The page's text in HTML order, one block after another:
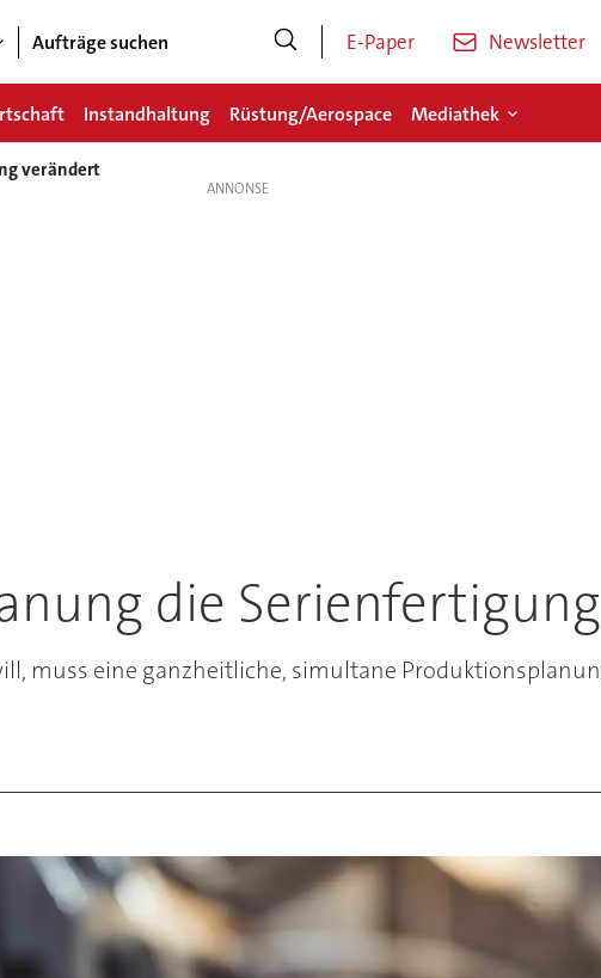
Aufträge suchen E-Paper Newsletter
Instandhaltung Rüstung/Aerospace Mediathek
verändert
die
muss eine ganzheitliche, simultane